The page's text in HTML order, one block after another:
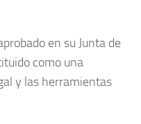
en su Junta de
como una
y las herramientas